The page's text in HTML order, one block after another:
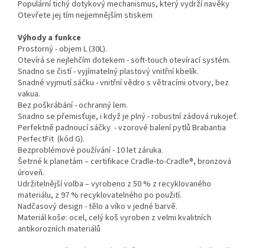
Populární tichý dotykový mechanismus, který vydrží navěky
Otevřete jej tím nejjemnějším stiskem
Výhody a funkce
Prostorný - objem L (30L).
Otevírá se nejlehčím dotekem - soft-touch otevírací systém.
Snadno se čistí - vyjímatelný plastový vnitřní kbelík.
Snadné vyjmutí sáčku - vnitřní vědro s větracími otvory, bez
vakua.
Bez poškrábání - ochranný lem.
Snadno se přemisťuje, i když je plný - robustní zádová rukojeť.
Perfektně padnoucí sáčky - vzorové balení pytlů Brabantia
PerfectFit (kód G).
Bezproblémové používání - 10 let záruka.
Šetrné k planetám – certifikace Cradle-to-Cradle®, bronzová
úroveň.
Udržitelnější volba – vyrobeno z 50 % z recyklovaného
materiálu, z 97 % recyklovatelného po použití.
Nadčasový design - tělo a víko v jedné barvě.
Materiál koše: ocel, celý koš vyroben z velmi kvalitních
antikorozních materiálů